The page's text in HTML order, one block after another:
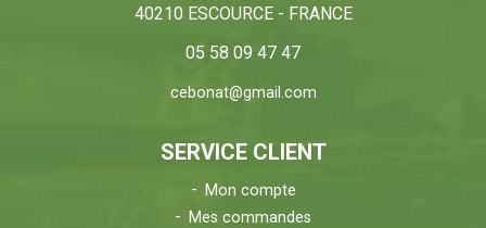
40210 ESCOURCE - FRANCE
05 58 09 47 47
cebonat@gmail.com
SERVICE CLIENT
Mon compte
Mes commandes